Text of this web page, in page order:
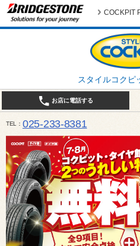
スタイルコクピ
COCKPIT
お店に電話する
TEL 025-233-8381
営業時間は10:00～18:30 作業、商談受付は